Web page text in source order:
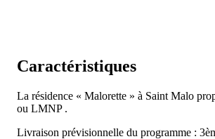
Caractéristiques
La résidence « Malorette » à Saint Malo
ou LMNP .
Livraison prévisionnelle du programme :